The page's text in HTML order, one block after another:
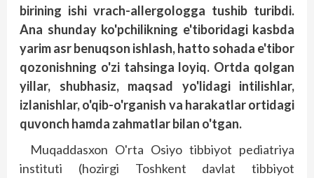
birining ishi vrach-allergologga tushib turibdi.
Ana shunday ko'pchilikning e'tiboridagi kasbda
yarim asr benuqson ishlash, hatto sohada e'tibor
qozonishning o'zi tahsinga loyiq. Ortda qolgan
yillar, shubhasiz, maqsad yo'lidagi intilishlar,
izlanishlar, o'qib-o'rganish va harakatlar ortidagi
quvonch hamda zahmatlar bilan o'tgan.
Muqaddasxon O'rta Osiyo tibbiyot pediatriya
instituti (hozirgi Toshkent davlat tibbiyot